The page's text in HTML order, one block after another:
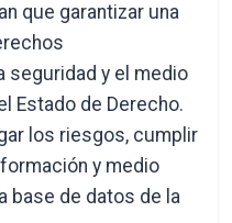
que garantizar una
seguridad y el medio
Estado de Derecho.
los riesgos, cumplir
y medio
base de datos de la